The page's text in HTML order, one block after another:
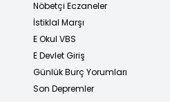
Nöbetçi Eczaneler
İstiklal Marşı
E Okul VBS
E Devlet Giriş
Günlük Burç Yorumları
Son Depremler